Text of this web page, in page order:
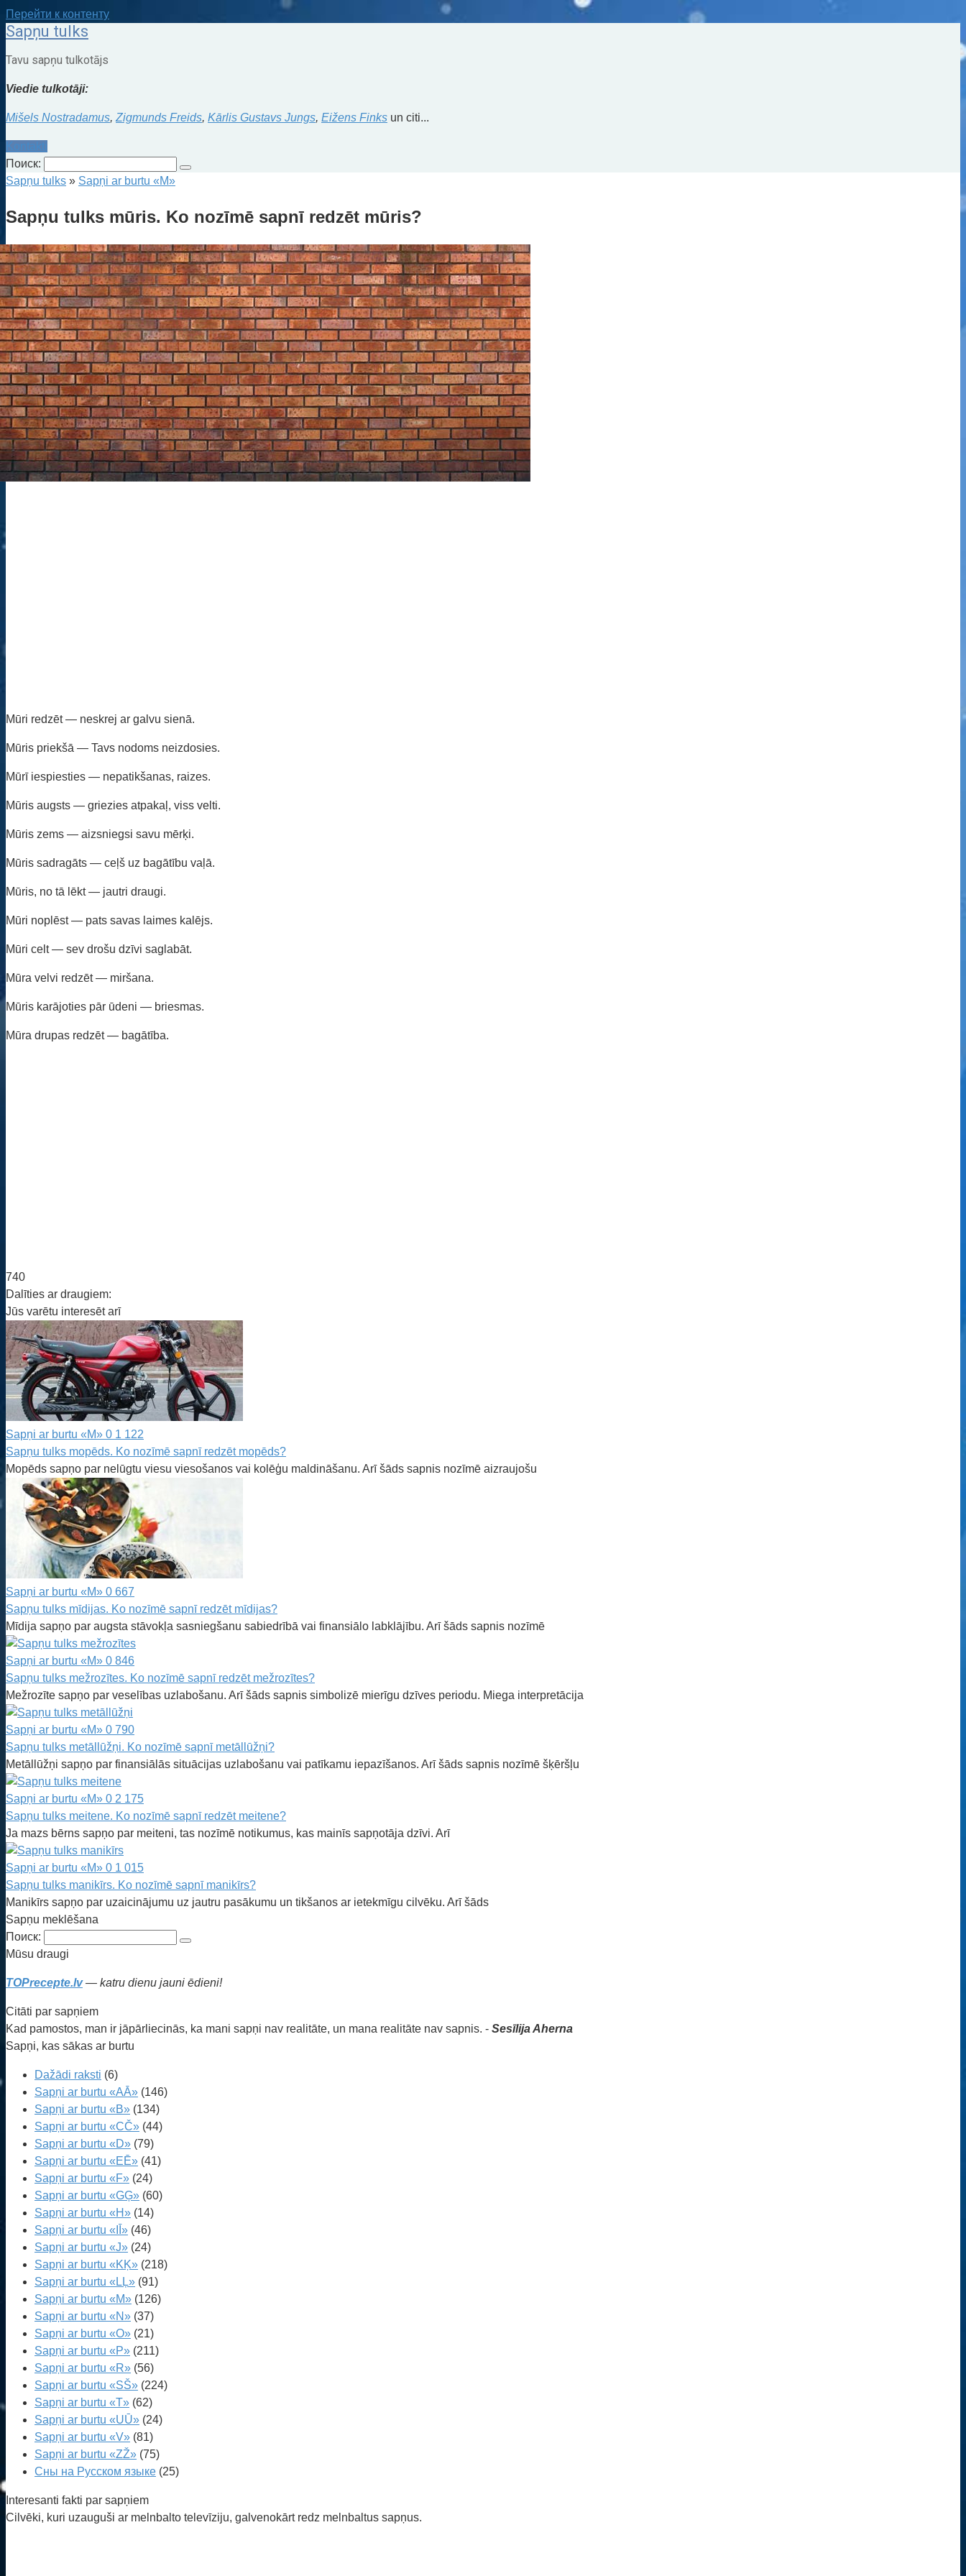
Перейти к контенту
Sapņu tulks
Tavu sapņu tulkotājs
Viedie tulkotāji:
Mišels Nostradamus, Zigmunds Freids, Kārlis Gustavs Jungs, Eižens Finks un citi...
Kontakti
Поиск:
Sapņu tulks » Sapņi ar burtu «M»
Sapņu tulks mūris. Ko nozīmē sapnī redzēt mūris?
Mūri redzēt — neskrej ar galvu sienā.
Mūris priekšā — Tavs nodoms neizdosies.
Mūrī iespiesties — nepatikšanas, raizes.
Mūris augsts — griezies atpakaļ, viss velti.
Mūris zems — aizsniegsi savu mērķi.
Mūris sadragāts — ceļš uz bagātību vaļā.
Mūris, no tā lēkt — jautri draugi.
Mūri noplēst — pats savas laimes kalējs.
Mūri celt — sev drošu dzīvi saglabāt.
Mūra velvi redzēt — miršana.
Mūris karājoties pār ūdeni — briesmas.
Mūra drupas redzēt — bagātība.
740
Dalīties ar draugiem:
Jūs varētu interesēt arī
Sapņi ar burtu «M» 0 1 122
Sapņu tulks mopēds. Ko nozīmē sapnī redzēt mopēds?
Mopēds sapņo par nelūgtu viesu viesošanos vai kolēģu maldināšanu. Arī šāds sapnis nozīmē aizraujošu
Sapņi ar burtu «M» 0 667
Sapņu tulks mīdijas. Ko nozīmē sapnī redzēt mīdijas?
Mīdija sapņo par augsta stāvokļa sasniegšanu sabiedrībā vai finansiālo labklājību. Arī šāds sapnis nozīmē
Sapņi ar burtu «M» 0 846
Sapņu tulks mežrozītes. Ko nozīmē sapnī redzēt mežrozītes?
Mežrozīte sapņo par veselības uzlabošanu. Arī šāds sapnis simbolizē mierīgu dzīves periodu. Miega interpretācija
Sapņi ar burtu «M» 0 790
Sapņu tulks metāllūžņi. Ko nozīmē sapnī metāllūžņi?
Metāllūžņi sapņo par finansiālās situācijas uzlabošanu vai patīkamu iepazīšanos. Arī šāds sapnis nozīmē šķēršļu
Sapņi ar burtu «M» 0 2 175
Sapņu tulks meitene. Ko nozīmē sapnī redzēt meitene?
Ja mazs bērns sapņo par meiteni, tas nozīmē notikumus, kas mainīs sapņotāja dzīvi. Arī
Sapņi ar burtu «M» 0 1 015
Sapņu tulks manikīrs. Ko nozīmē sapnī manikīrs?
Manikīrs sapņo par uzaicinājumu uz jautru pasākumu un tikšanos ar ietekmīgu cilvēku. Arī šāds
Sapņu meklēšana
Поиск:
Mūsu draugi
TOPrecepte.lv— katru dienu jauni ēdieni!
Citāti par sapņiem
Kad pamostos, man ir jāpārliecinās, ka mani sapņi nav realitāte, un mana realitāte nav sapnis. - Sesīlija Aherna
Sapņi, kas sākas ar burtu
Dažādi raksti (6)
Sapņi ar burtu «AĀ» (146)
Sapņi ar burtu «B» (134)
Sapņi ar burtu «CČ» (44)
Sapņi ar burtu «D» (79)
Sapņi ar burtu «EĒ» (41)
Sapņi ar burtu «F» (24)
Sapņi ar burtu «GĢ» (60)
Sapņi ar burtu «H» (14)
Sapņi ar burtu «IĪ» (46)
Sapņi ar burtu «J» (24)
Sapņi ar burtu «KĶ» (218)
Sapņi ar burtu «LĻ» (91)
Sapņi ar burtu «M» (126)
Sapņi ar burtu «N» (37)
Sapņi ar burtu «O» (21)
Sapņi ar burtu «P» (211)
Sapņi ar burtu «R» (56)
Sapņi ar burtu «SŠ» (224)
Sapņi ar burtu «T» (62)
Sapņi ar burtu «UŪ» (24)
Sapņi ar burtu «V» (81)
Sapņi ar burtu «ZŽ» (75)
Сны на Русском языке (25)
Interesanti fakti par sapņiem
Cilvēki, kuri uzauguši ar melnbalto televīziju, galvenokārt redz melnbaltus sapņus.